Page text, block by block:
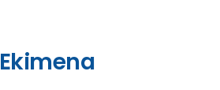
Ekimena